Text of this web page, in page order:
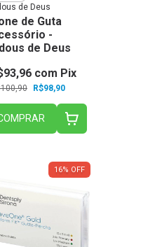
de Deus
de Guta
-
de Deus
R$98,90
com Pix
16% OFF